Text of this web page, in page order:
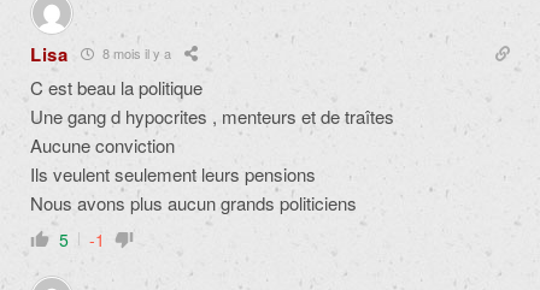
Lisa 8 mois il y a
C est beau la politique
Une gang d hypocrites , menteurs et de traîtes
Aucune conviction
Ils veulent seulement leurs pensions
Nous avons plus aucun grands politiciens
5 -1